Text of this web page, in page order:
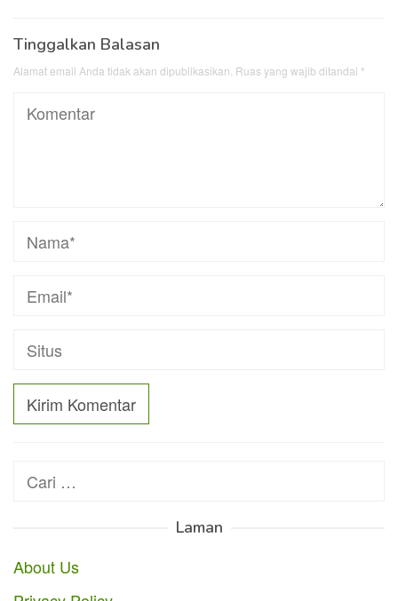
Tinggalkan Balasan
Alamat email Anda tidak akan dipublikasikan. Ruas yang wajib ditandai *
Cari
Laman
About Us